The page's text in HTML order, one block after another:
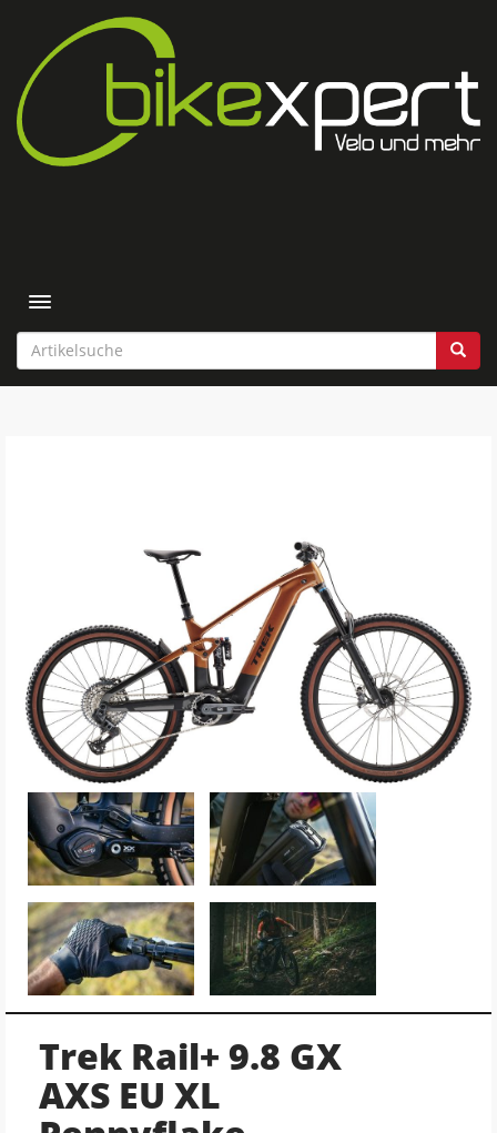
Toggle navigation
Trek Rail+ 9.8 GX
AXS EU XL